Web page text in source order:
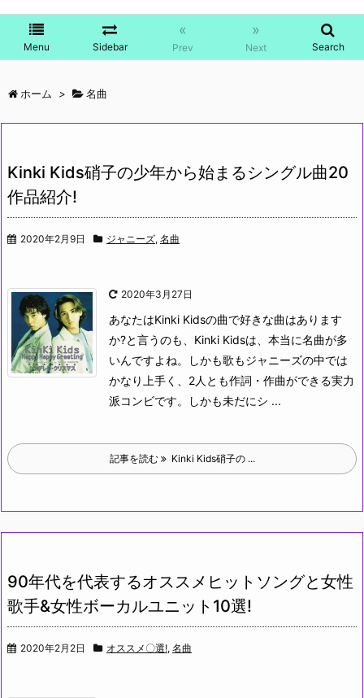
Menu Sidebar
«
Prev
»
Next Search
ホーム > 名曲
Kinki Kids硝子の少年から始まるシングル曲20
作品紹介!
2020年2月9日 ジャニーズ, 名曲
2020年3月27日
あなたはKinki Kidsの曲で好きな曲はあります
か?と言うのも、Kinki Kidsは、本当に名曲が多
いんですよね。しかも歌もジャニーズの中では
かなり上手く、2人とも作詞・作曲ができる実力
派コンビです。しかも未だにシ ...
記事を読む Kinki Kids硝子の ...
90年代を代表するオススメヒットソングと女性
歌手&女性ボーカルユニット10選!
2020年2月2日 オススメ〇選!, 名曲